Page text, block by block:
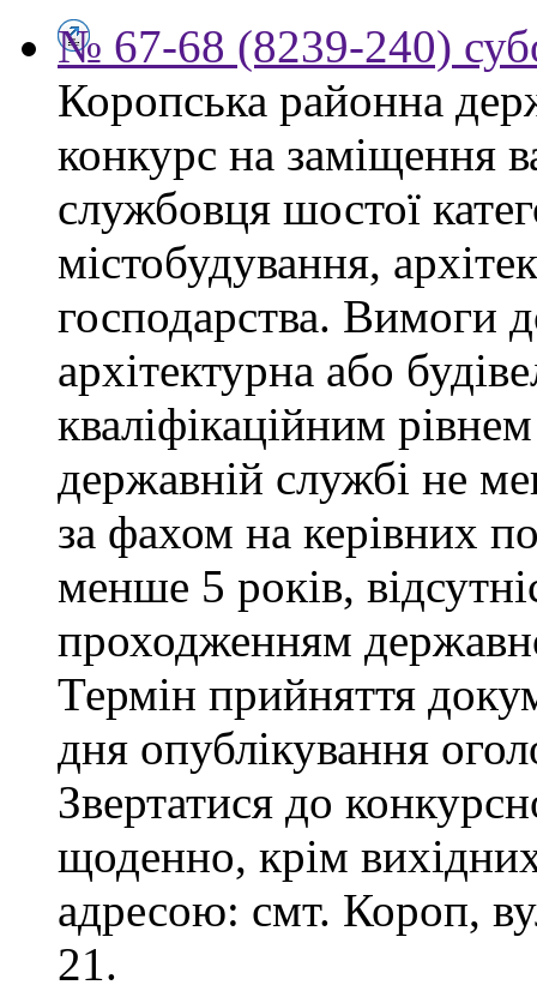
№ 67-68 (8239-240)
Коропська районна
конкурс на заміщення
службовця шостої
містобудування,
господарства. Вимоги
архітектурна або
кваліфікаційним
державній службі не
за фахом на керівних
менше 5 років,
проходженням
Термін прийняття
дня опублікування
Звертатися до
щоденно, крім
адресою: смт. Короп,
21.